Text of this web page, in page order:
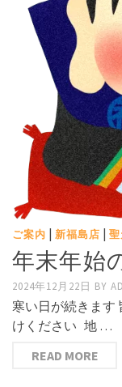
ご案内 | 新福島店 |
年末年始
2024年12月22日 BY
寒い日が続きます
けください 地 …
READ MORE